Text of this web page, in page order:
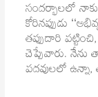
సందర్భాలలో
కోరినప్పుడు
తప్పుదారి
చెప్పేవారు. నేను
పదవులలో ఉన్నా,